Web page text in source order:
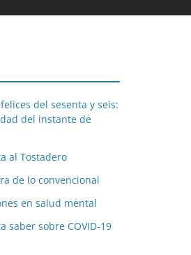
del sesenta y seis:
del instante de
al Tostadero
de lo convencional
en salud mental
saber sobre COVID-19